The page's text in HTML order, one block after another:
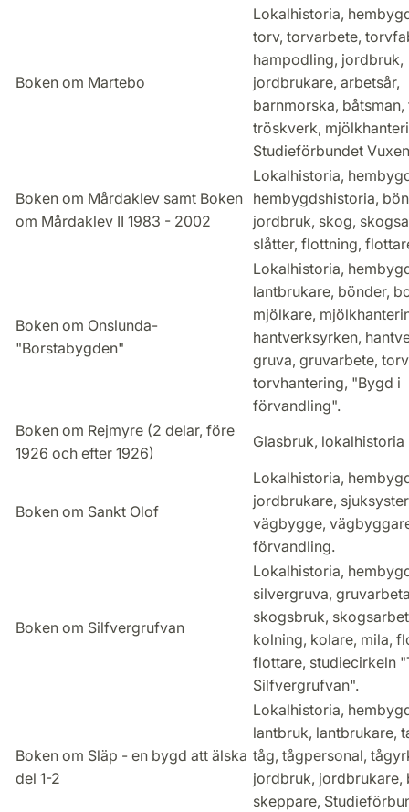
Boken om Martebo
Lokalhistoria,
torv, torvarbete,
hampodling, jordbruk,
jordbrukare, arbetsår,
barnmorska,
tröskverk,
Studieförbundet
Boken om Mårdaklev samt Boken
om Mårdaklev II 1983 - 2002
Lokalhistoria,
hembygdshistoria,
jordbruk, skog,
slåtter, flottning,
Boken om Onslunda-
"Borstabygden"
Lokalhistoria,
lantbrukare, bönder,
mjölkare,
hantverksyrken,
gruva, gruvarbete,
torvhantering, "Bygd i
förvandling".
Boken om Rejmyre (2 delar, före
1926 och efter 1926)
Glasbruk, lokalhistoria
Boken om Sankt Olof
Lokalhistoria,
jordbrukare,
vägbygge,
förvandling.
Boken om Silfvergrufvan
Lokalhistoria,
silvergruva,
skogsbruk,
kolning, kolare, mila,
flottare, studiecirkeln
Silfvergrufvan".
Boken om Släp - en bygd att älska
del 1-2
Lokalhistoria,
lantbruk, lantbrukare,
tåg, tågpersonal,
jordbruk, jordbrukare,
skeppare,